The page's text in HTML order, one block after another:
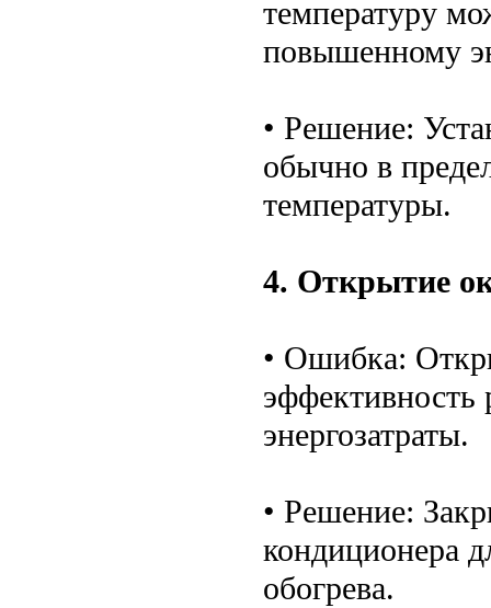
температуру
повышенному
• Решение:
обычно в
температуры.
4. Открытие
• Ошибка:
эффективность
энергозатраты.
• Решение:
кондиционера
обогрева.